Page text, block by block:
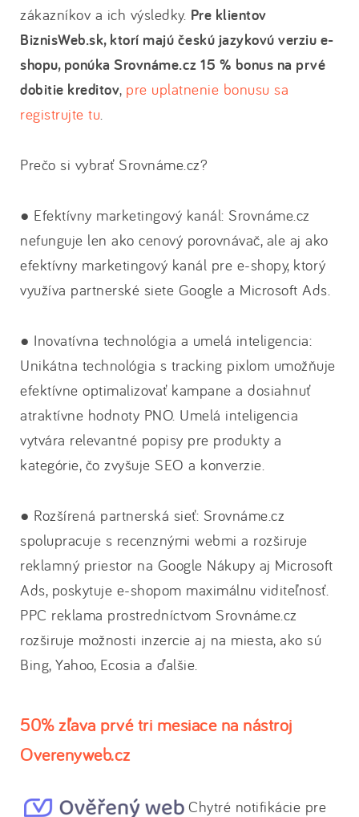
zákazníkov a ich výsledky. Pre klientov
BiznisWeb.sk, ktorí majú českú jazykovú verziu e-
shopu, ponúka Srovnáme.cz 15 % bonus na prvé
dobitie kreditov, pre uplatnenie bonusu sa
registrujte tu.
Prečo si vybrať Srovnáme.cz?
● Efektívny marketingový kanál: Srovnáme.cz
nefunguje len ako cenový porovnávač, ale aj ako
efektívny marketingový kanál pre e-shopy, ktorý
využíva partnerské siete Google a Microsoft Ads.
● Inovatívna technológia a umelá inteligencia:
Unikátna technológia s tracking pixlom umožňuje
efektívne optimalizovať kampane a dosiahnuť
atraktívne hodnoty PNO. Umelá inteligencia
vytvára relevantné popisy pre produkty a
kategórie, čo zvyšuje SEO a konverzie.
● Rozšírená partnerská sieť: Srovnáme.cz
spolupracuje s recenznými webmi a rozširuje
reklamný priestor na Google Nákupy aj Microsoft
Ads, poskytuje e-shopom maximálnu viditeľnosť.
PPC reklama prostredníctvom Srovnáme.cz
rozširuje možnosti inzercie aj na miesta, ako sú
Bing, Yahoo, Ecosia a ďalšie.
50% zľava prvé tri mesiace na nástroj
Overenyweb.cz
Chytré notifikácie pre